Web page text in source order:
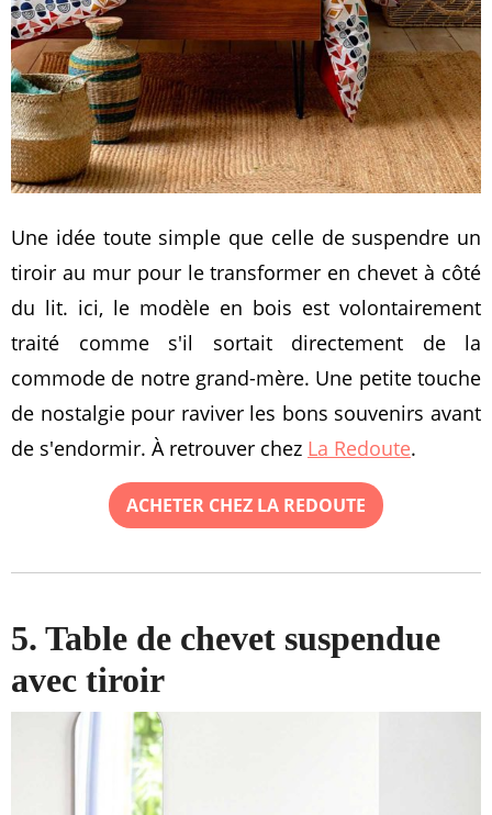
Une idée toute simple que celle de suspendre un
tiroir au mur pour le transformer en chevet à côté
du lit. ici, le modèle en bois est volontairement
traité comme s'il sortait directement de la
commode de notre grand-mère. Une petite touche
de nostalgie pour raviver les bons souvenirs avant
de s'endormir. À retrouver chez La Redoute.
ACHETER CHEZ LA REDOUTE
5. Table de chevet suspendue
avec tiroir